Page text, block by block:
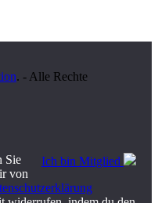
. - Alle Rechte
Ich bin Mitglied
Sie
von